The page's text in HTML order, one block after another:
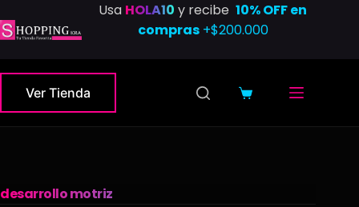
al
Usa HOLA10 y recibe10% OFF en
compras+$200.000
Ver Tienda
Carro
desarrollo motriz